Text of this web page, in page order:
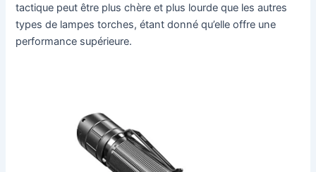
tactique peut être plus chère et plus lourde que les autres
types de lampes torches, étant donné qu’elle offre une
performance supérieure.